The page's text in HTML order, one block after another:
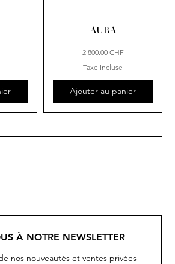
AURA
Prix
2'800.00 CHF
Taxe Incluse
Ajouter au panier
À NOTRE NEWSLETTER
nos nouveautés et ventes privées